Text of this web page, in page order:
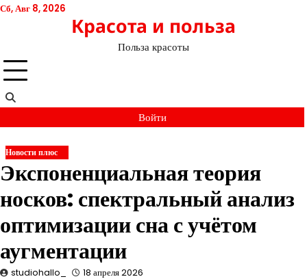
Перейти
Сб, Авг 8, 2026
Красота и польза
Польза красоты
Войти
Новости плюс
Экспоненциальная теория
носков: спектральный анализ
оптимизации сна с учётом
аугментации
studiohallo_ 18 апреля 2026